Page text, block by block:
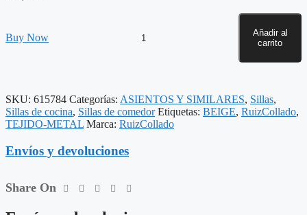
Buy Now
57
X
59
81
CM
Añadir al
carrito
SKU: 615784 Categorías: ASIENTOS Y SIMILARES, Sillas,
Sillas de cocina, Sillas de comedor Etiquetas: BEIGE, RuizCollado,
TEJIDO-METAL Marca: RuizCollado
Envíos y devoluciones
Share On